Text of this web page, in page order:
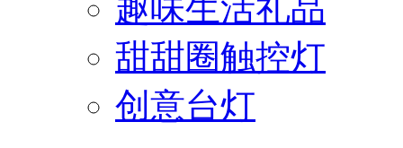
趣味生活礼品
甜甜圈触控灯
创意台灯